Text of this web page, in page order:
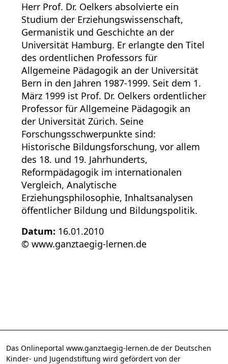
Herr Prof. Dr. Oelkers absolvierte ein
Studium der Erziehungswissenschaft,
Germanistik und Geschichte an der
Universität Hamburg. Er erlangte den Titel
des ordentlichen Professors für
Allgemeine Pädagogik an der Universität
Bern in den Jahren 1987-1999. Seit dem 1.
März 1999 ist Prof. Dr. Oelkers ordentlicher
Professor für Allgemeine Pädagogik an
der Universität Zürich. Seine
Forschungsschwerpunkte sind:
Historische Bildungsforschung, vor allem
des 18. und 19. Jahrhunderts,
Reformpädagogik im internationalen
Vergleich, Analytische
Erziehungsphilosophie, Inhaltsanalysen
öffentlicher Bildung und Bildungspolitik.
Datum: 16.01.2010
© www.ganztaegig-lernen.de
Das Onlineportal www.ganztaegig-lernen.de der Deutschen
Kinder- und Jugendstiftung wird gefördert von der